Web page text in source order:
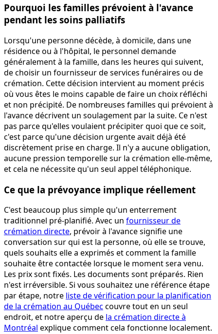
Pourquoi les familles prévoient à l'avance
pendant les soins palliatifs
Lorsqu'une personne décède, à domicile, dans une
résidence ou à l'hôpital, le personnel demande
généralement à la famille, dans les heures qui suivent,
de choisir un fournisseur de services funéraires ou de
crémation. Cette décision intervient au moment précis
où vous êtes le moins capable de faire un choix réfléchi
et non précipité. De nombreuses familles qui prévoient à
l'avance décrivent un soulagement par la suite. Ce n'est
pas parce qu'elles voulaient précipiter quoi que ce soit,
c'est parce qu'une décision urgente avait déjà été
discrètement prise en charge. Il n'y a aucune obligation,
aucune pression temporelle sur la crémation elle-même,
et cela ne nécessite qu'un seul appel téléphonique.
Ce que la prévoyance implique réellement
C'est beaucoup plus simple qu'un enterrement
traditionnel pré-planifié. Avec un fournisseur de
crémation directe, prévoir à l'avance signifie une
conversation sur qui est la personne, où elle se trouve,
quels souhaits elle a exprimés et comment la famille
souhaite être contactée lorsque le moment sera venu.
Les prix sont fixés. Les documents sont préparés. Rien
n'est irréversible. Si vous souhaitez une référence étape
par étape, notre liste de vérification pour la planification
de la crémation au Québec couvre tout en un seul
endroit, et notre aperçu de la crémation directe à
Montréal explique comment cela fonctionne localement.